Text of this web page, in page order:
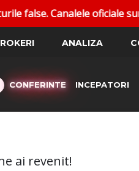
Canalele oficiale sunt
ANALIZA
CONFERINTE INCEPATORI
ai revenit!